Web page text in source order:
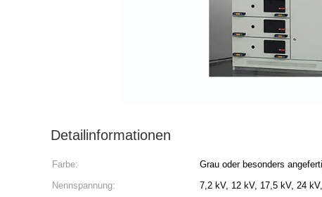
Detailinformationen
Farbe: Grau oder besonders
Nennspannung:
7,2 kV, 12 kV, 17,5 kV, 24